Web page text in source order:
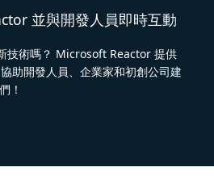
並與開發人員即時互動
技術嗎？ Microsoft Reactor 提供
助開發人員、企業家和初創公司建
！